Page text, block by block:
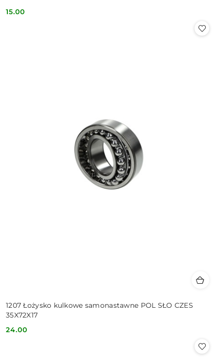
Cena:
15.00
1207 Łożysko kulkowe samonastawne POL SŁO CZES
35X72X17
Cena:
24.00